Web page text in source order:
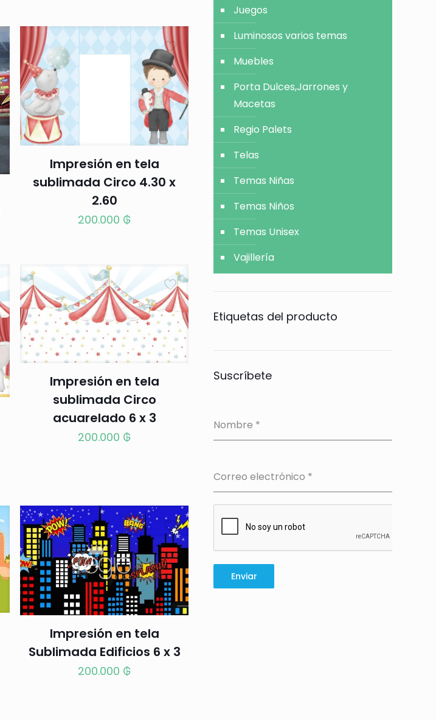
Impresión en tela
sublimada Circo 4.30 x
2.60
200.000 ₲
Impresión en tela
sublimada Circo
acuarelado 6 x 3
200.000 ₲
Impresión en tela
Sublimada Edificios 6 x 3
200.000 ₲
Juegos
Luminosos varios temas
Muebles
Porta Dulces,Jarrones y
Macetas
Regio Palets
Telas
Temas Niñas
Temas Niños
Temas Unisex
Vajillería
Etiquetas del producto
Suscríbete
Nombre *
Correo electrónico *
Enviar